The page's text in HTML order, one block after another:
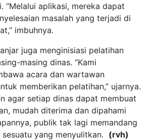
“Melalui aplikasi, mereka dapat
masalah yang terjadi di
imbuhnya.
juga menginisiasi pelatihan
masing dinas. “Kami
acara dan wartawan
memberikan pelatihan,” ujarnya.
agar setiap dinas dapat membuat
mudah diterima dan dipahami
publik tak lagi memandang
yang menyulitkan. (rvh)